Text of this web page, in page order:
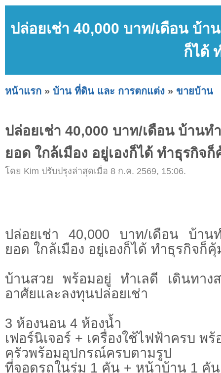
ปล่อยเช่า 40,000 บาท/เดือน บ้า
ก็ได้
หน้าแรก » บ้าน ที่ดิน และ การตกแต่ง » ขายบ้าน
ปล่อยเช่า 40,000 บาท/เดือน บ้านท
ยอด ใกล้เมือง อยู่เองก็ได้ ทำธุรกิจ
โดย Kim ปรับปรุงล่าสุดเมื่อ 8 ก.ค. 2569, 15:06.
ปล่อยเช่า 40,000 บาท/เดือน บ้าน
ยอด ใกล้เมือง อยู่เองก็ได้ ทำธุรกิจก็คุ้
บ้านสวย พร้อมอยู่ ทำเลดี เดินทาง
อาศัยและลงทุนปล่อยเช่า
3 ห้องนอน 4 ห้องน้ำ
เฟอร์นิเจอร์ + เครื่องใช้ไฟฟ้าครบ พร้
ครัวพร้อมอุปกรณ์ครบตามรูป
ที่จอดรถในร่ม 1 คัน + หน้าบ้าน 1 คัน